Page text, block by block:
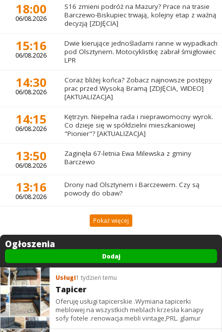
18:00
06/08.2026
S16 zmieni podróż na Mazury? Prace na trasie
Barczewo-Biskupiec trwają, kolejny etap z ważną
decyzją [ZDJĘCIA]
15:16
06/08.2026
Dwie kierujące jednośladami ranne w wypadkach
pod Olsztynem. Motocyklistkę zabrał śmigłowiec
LPR
14:30
06/08.2026
Coraz bliżej końca? Zobacz najnowsze postępy
prac przed Wysoką Bramą [ZDJĘCIA, WIDEO]
[AKTUALIZACJA]
14:15
06/08.2026
Kętrzyn. Niepełna rada i nieprawomocny wyrok.
Co dzieje się w spółdzielni mieszkaniowej
"Pionier"? [AKTUALIZACJA]
13:50
06/08.2026
Zaginęła 67-letnia Ewa Milewska z gminy
Barczewo
13:16
06/08.2026
Drony nad Olsztynem i Barczewem. Czy są
powody do obaw?
Pokaż więcej
Ogłoszenia
Dodaj
Usługi1 tydzień temu
Tapicer
Oferuję usługi tapicerskie .Wymiana tapicerki
meblowej na wszystkich meblach krzesła kanapy
sofy fotele .renowacja mebli vintage,PRL. glamur